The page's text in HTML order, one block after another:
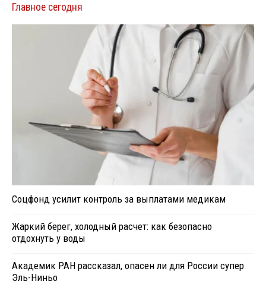
Главное сегодня
Соцфонд усилит контроль за выплатами медикам
Жаркий берег, холодный расчет: как безопасно
отдохнуть у воды
Академик РАН рассказал, опасен ли для России супер
Эль-Ниньо